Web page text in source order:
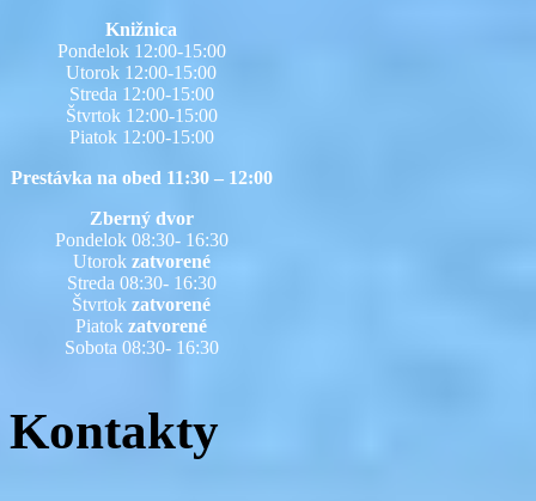
Knižnica
Pondelok 12:00-15:00
Utorok 12:00-15:00
Streda 12:00-15:00
Štvrtok 12:00-15:00
Piatok 12:00-15:00
Prestávka na obed 11:30 – 12:00
Zberný dvor
Pondelok 08:30- 16:30
Utorok zatvorené
Streda 08:30- 16:30
Štvrtok zatvorené
Piatok zatvorené
Sobota 08:30- 16:30
Kontakty